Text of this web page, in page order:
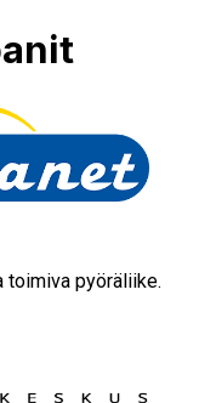
toimiva pyöräliike.